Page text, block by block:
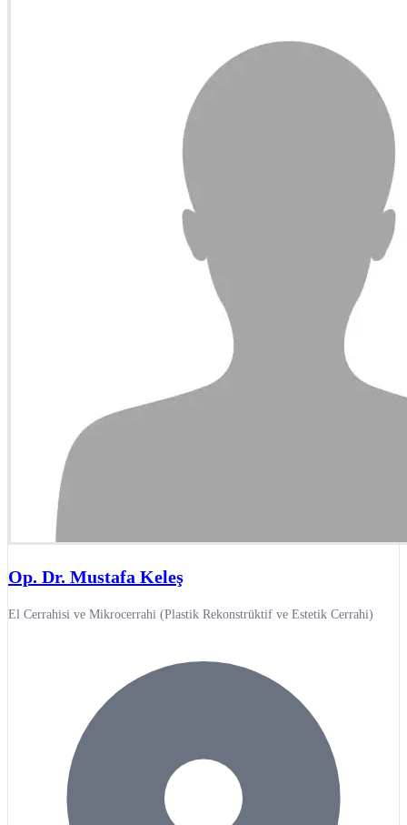
Op. Dr. Mustafa Keleş
El Cerrahisi ve Mikrocerrahi (Plastik Rekonstrüktif ve Estetik Cerrahi)